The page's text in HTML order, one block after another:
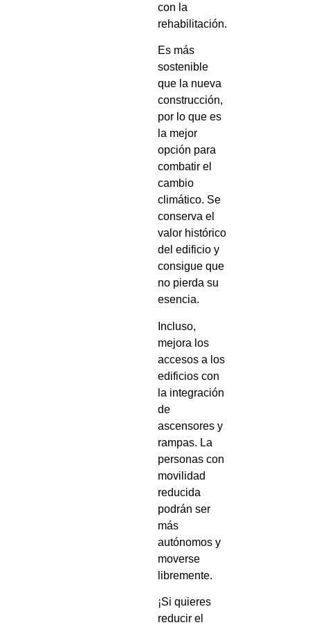
con la
rehabilitación.
Es más
sostenible
que la nueva
construcción,
por lo que es
la mejor
opción para
combatir el
cambio
climático. Se
conserva el
valor histórico
del edificio y
consigue que
no pierda su
esencia.
Incluso,
mejora los
accesos a los
edificios con
la integración
de
ascensores y
rampas. La
personas con
movilidad
reducida
podrán ser
más
autónomos y
moverse
libremente.
¡Si quieres
reducir el